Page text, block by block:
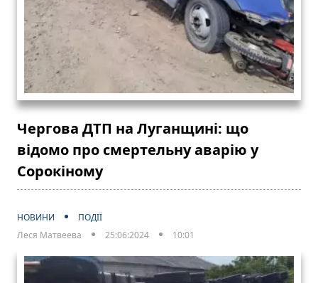
Чергова ДТП на Луганщині: що
відомо про смертельну аварію у
Сорокіному
НОВИНИ
ПОДІЇ
Леся Матвеева
25:06:2024 10:01